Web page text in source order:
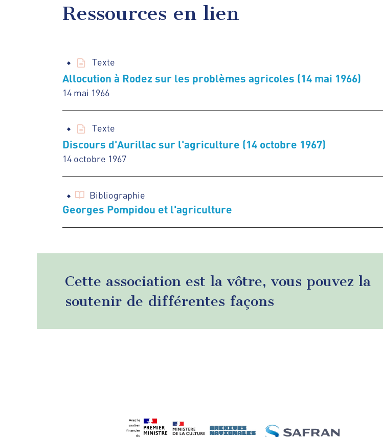
Ressources en lien
Texte
Allocution à Rodez sur les problèmes agricoles (14 mai 1966)
14 mai 1966
Texte
Discours d'Aurillac sur l'agriculture (14 octobre 1967)
14 octobre 1967
Bibliographie
Georges Pompidou et l'agriculture
Cette association est la vôtre, vous pouvez la
soutenir de différentes façons